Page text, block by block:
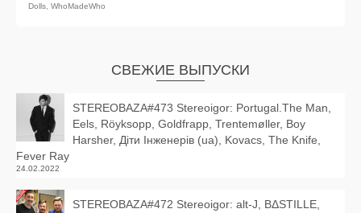
Dolls WhoMadeWho
СВЕЖИЕ ВЫПУСКИ
STEREOBAZA#473 Stereoigor: Portugal.The Man,
Eels, Röyksopp, Goldfrapp, Trentemøller, Boy
Harsher, Діти Інженерів (ua), Kovacs, The Knife,
Fever Ray
24.02.2022
STEREOBAZA#472 Stereoigor: alt‑J, BΔSTILLE,